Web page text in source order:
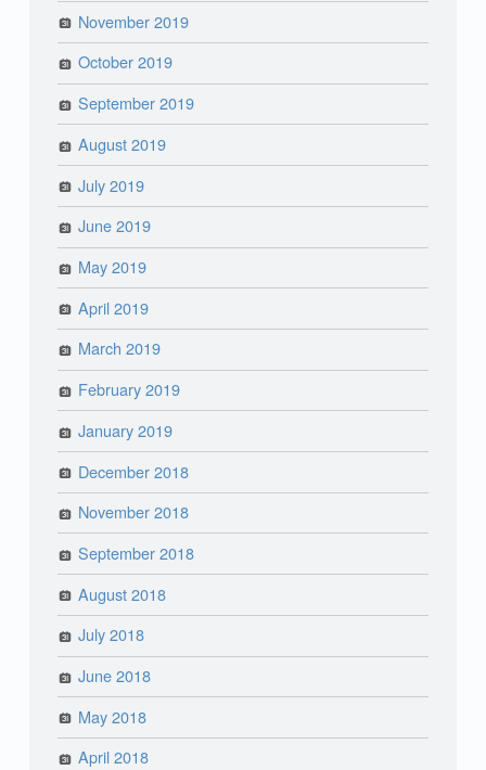
November 2019
October 2019
September 2019
August 2019
July 2019
June 2019
May 2019
April 2019
March 2019
February 2019
January 2019
December 2018
November 2018
September 2018
August 2018
July 2018
June 2018
May 2018
April 2018